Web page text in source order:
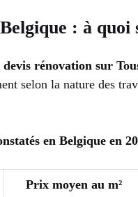
: à quoi
devis rénovation sur
selon la nature des
en Belgique en
Prix moyen au m²